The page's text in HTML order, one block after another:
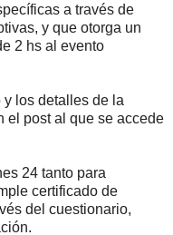
a través de
y que otorga un
2 hs al evento
y los detalles de la
el post al que se accede
24 tanto para
certificado de
del cuestionario,